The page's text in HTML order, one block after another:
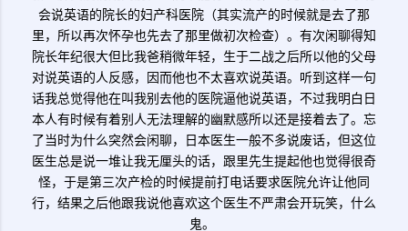
会说英语的院长的妇产科医院（其实流产的时候就是去了那
里，所以再次怀孕也先去了那里做初次检查）。有次闲聊得知
院长年纪很大但比我爸稍微年轻，生于二战之后所以他的父母
对说英语的人反感，因而他也不太喜欢说英语。听到这样一句
话我总觉得他在叫我别去他的医院逼他说英语，不过我明白日
本人有时候有着别人无法理解的幽默感所以还是接着去了。忘
了当时为什么突然会闲聊，日本医生一般不多说废话，但这位
医生总是说一堆让我无厘头的话，跟里先生提起他也觉得很奇
怪，于是第三次产检的时候提前打电话要求医院允许让他同
行，结果之后他跟我说他喜欢这个医生不严肃会开玩笑，什么
鬼。